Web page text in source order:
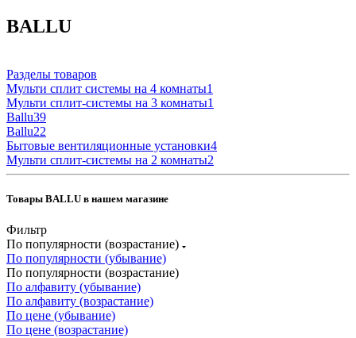
BALLU
Разделы товаров
Мульти сплит системы на 4 комнаты1
Мульти сплит-системы на 3 комнаты1
Ballu39
Ballu22
Бытовые вентиляционные установки4
Мульти сплит-системы на 2 комнаты2
Товары BALLU в нашем магазине
Фильтр
По популярности (возрастание)
По популярности (убывание)
По популярности (возрастание)
По алфавиту (убывание)
По алфавиту (возрастание)
По цене (убывание)
По цене (возрастание)